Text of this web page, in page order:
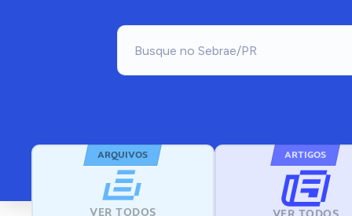
ARQUIVOS
VER TODOS
ARTIGOS